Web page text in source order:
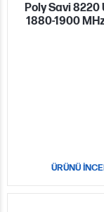
Poly Savi 8220
1880-1900
ÜRÜNÜ